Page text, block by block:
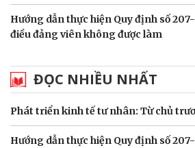
Hướng dẫn thực hiện Quy định số
điều đảng viên không được làm
ĐỌC NHIỀU NHẤT
Phát triển kinh tế tư nhân: Từ chủ
Hướng dẫn thực hiện Quy định số